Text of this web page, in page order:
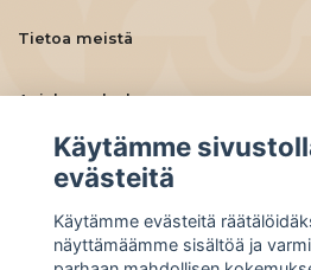
Tietoa meistä
Asiakaspalvelu
Lue lisää
Social Media
Käytämme
evästeitä
Käytämme evästeitä
näyttämäämme sisältöä ja